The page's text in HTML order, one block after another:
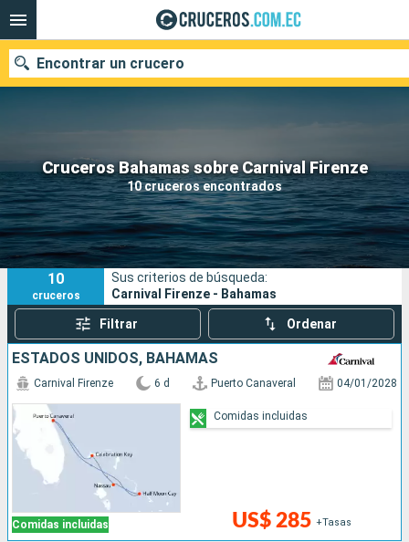
Cruceros Bahamas sobre Carnival Firenze
10 cruceros encontrados
Encontrar un crucero
Nuestros destinos
Fecha de salida
Puertos Compañías
Buscar
10
cruceros
Sus criterios de búsqueda:
Carnival Firenze - Bahamas
Filtrar Ordenar
ESTADOS UNIDOS, BAHAMAS
Comidas incluidas
Carnival Firenze 6 d Puerto Canaveral 04/01/2028
US$ 285 +Tasas
Comidas incluidas